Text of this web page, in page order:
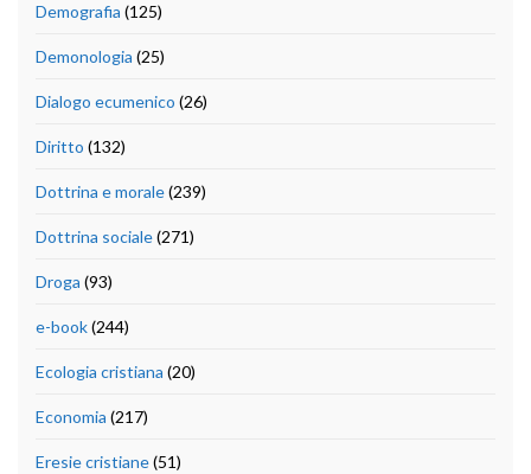
Demografia (125)
Demonologia (25)
Dialogo ecumenico (26)
Diritto (132)
Dottrina e morale(239)
Dottrina sociale(271)
Droga (93)
e-book(244)
Ecologia cristiana (20)
Economia (217)
Eresie cristiane(51)